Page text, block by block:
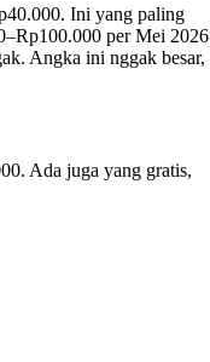
Ini yang paling
per Mei 2026
Angka ini nggak besar,
Ada juga yang gratis,